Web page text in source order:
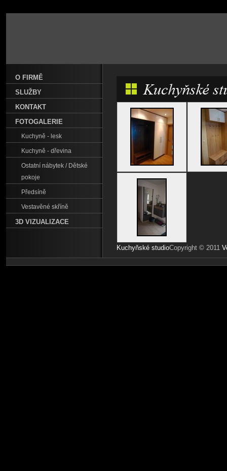
Kuchyňské studioCopyright © 2011
O FIRMĚ
SLUŽBY
KONTAKT
FOTOGALERIE
Kuchyně - lesk
Kuchyně - dřevina
Ostatní nábytek / Dětské
pokoje
Předsíně
Vestavěné skříně
3D VIZUALIZACE